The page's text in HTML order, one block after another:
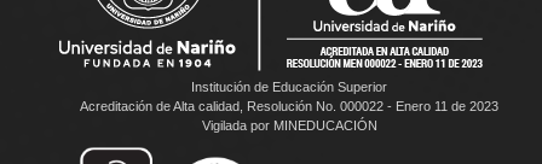
Institución de Educación Superior
Acreditación de Alta calidad, Resolución No. 000022 - Enero 11 de 2023
Vigilada por MINEDUCACIÓN